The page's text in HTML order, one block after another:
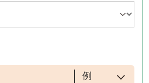
例